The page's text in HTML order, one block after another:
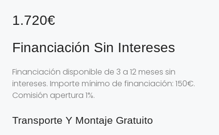
1.720€
Financiación Sin Intereses
Financiación disponible de 3 a 12 meses sin
intereses. Importe mínimo de financiación: 150€.
Comisión apertura 1%.
Transporte Y Montaje Gratuito